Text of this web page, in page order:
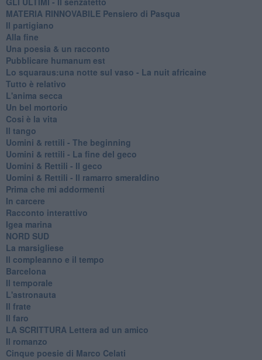
MATERIA RINNOVABILE Pensiero di Pasqua
Il partigiano
Alla fine
Una poesia & un racconto
Pubblicare humanum est
Lo squaraus:una notte sul vaso - La nuit africaine
Tutto è relativo
L'anima secca
Un bel mortorio
Cosi è la vita
Il tango
​Uomini & rettili - The beginning
​Uomini & rettili - La fine del geco
Uomini & Rettili - Il geco
Uomini & Rettili - Il ramarro smeraldino
Prima che mi addormenti
In carcere
Racconto interattivo
Igea marina
​NORD SUD
La marsigliese
Il compleanno e il tempo
Barcelona
Il temporale
L'astronauta
Il frate
Il faro
​LA SCRITTURA Lettera ad un amico
Il romanzo
Cinque poesie di Marco Celati